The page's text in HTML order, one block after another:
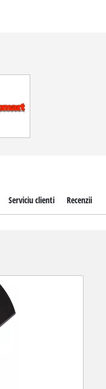
Serviciu clienti Recenzii